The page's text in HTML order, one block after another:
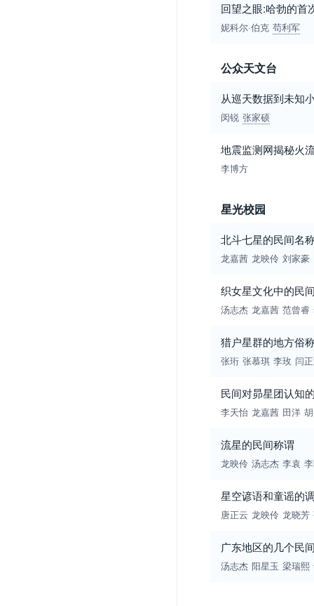
回望之眼:哈勃的首
妮科尔·伯克 苟利军
公众天文台
从巡天数据到未知
闵锐 张家硕
地震监测网揭秘火
李博方
星光校园
北斗七星的民间名
龙嘉茜 龙映伶 刘家豪
织女星文化中的民
汤志杰 龙嘉茜 范曾睿
猎户星群的地方俗
张珩 张慕琪 李玫 闫
民间对昴星团认知
李天怡 龙嘉茜 田洋
流星的民间称谓
龙映伶 汤志杰 李袁
星空谚语和童谣的
唐正云 龙映伶 龙晓芳
广东地区的几个民
汤志杰 阳星玉 梁瑞熙